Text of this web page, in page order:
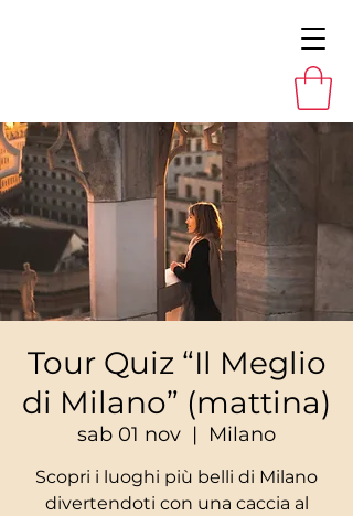
Tour Quiz “Il Meglio
di Milano” (mattina)
sab 01 nov
  |
Milano
Scopri i luoghi più belli di Milano
divertendoti con una caccia al